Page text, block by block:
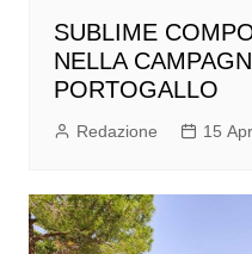
SUBLIME
NELLA
PORTOGALLO
Redazione 15